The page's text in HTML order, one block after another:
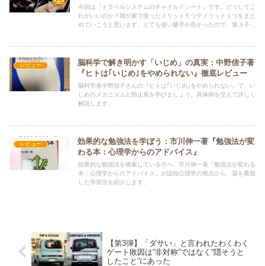
今回は『トラベルシステムのチャイルドシート』です。どうしてこ
れがいいのか？我が家で使ったメリット５つデメリット１つをまと
めていこうと思います。とても使い勝手が良かったので、第３子で
レビュー
脳科学で解き明かす「いじめ」の真実：中野信子著
『ヒトは｢いじめ｣をやめられない』徹底レビュー
脳科学者中野信子さんの『ヒトは｢いじめ｣をやめられない』で、い
じめのメカニズムと防止策を学びましょう。具体例を交えて詳しく
解説します。
レビュー
効果的な勉強法を学ぼう：市川伸一著『勉強法が変
わる本：心理学からのアドバイス』
効果的な勉強法を模索している方へ。市川伸一著『勉強法が変わる
本：心理学からのアドバイス』が認知心理学の視点から、質を重視
した学習法を紹介します。
【第3弾】「ダサい」と言われたわくわく
ゲート敗因は“非対称”ではなく“隠そうと
したこと”にあった